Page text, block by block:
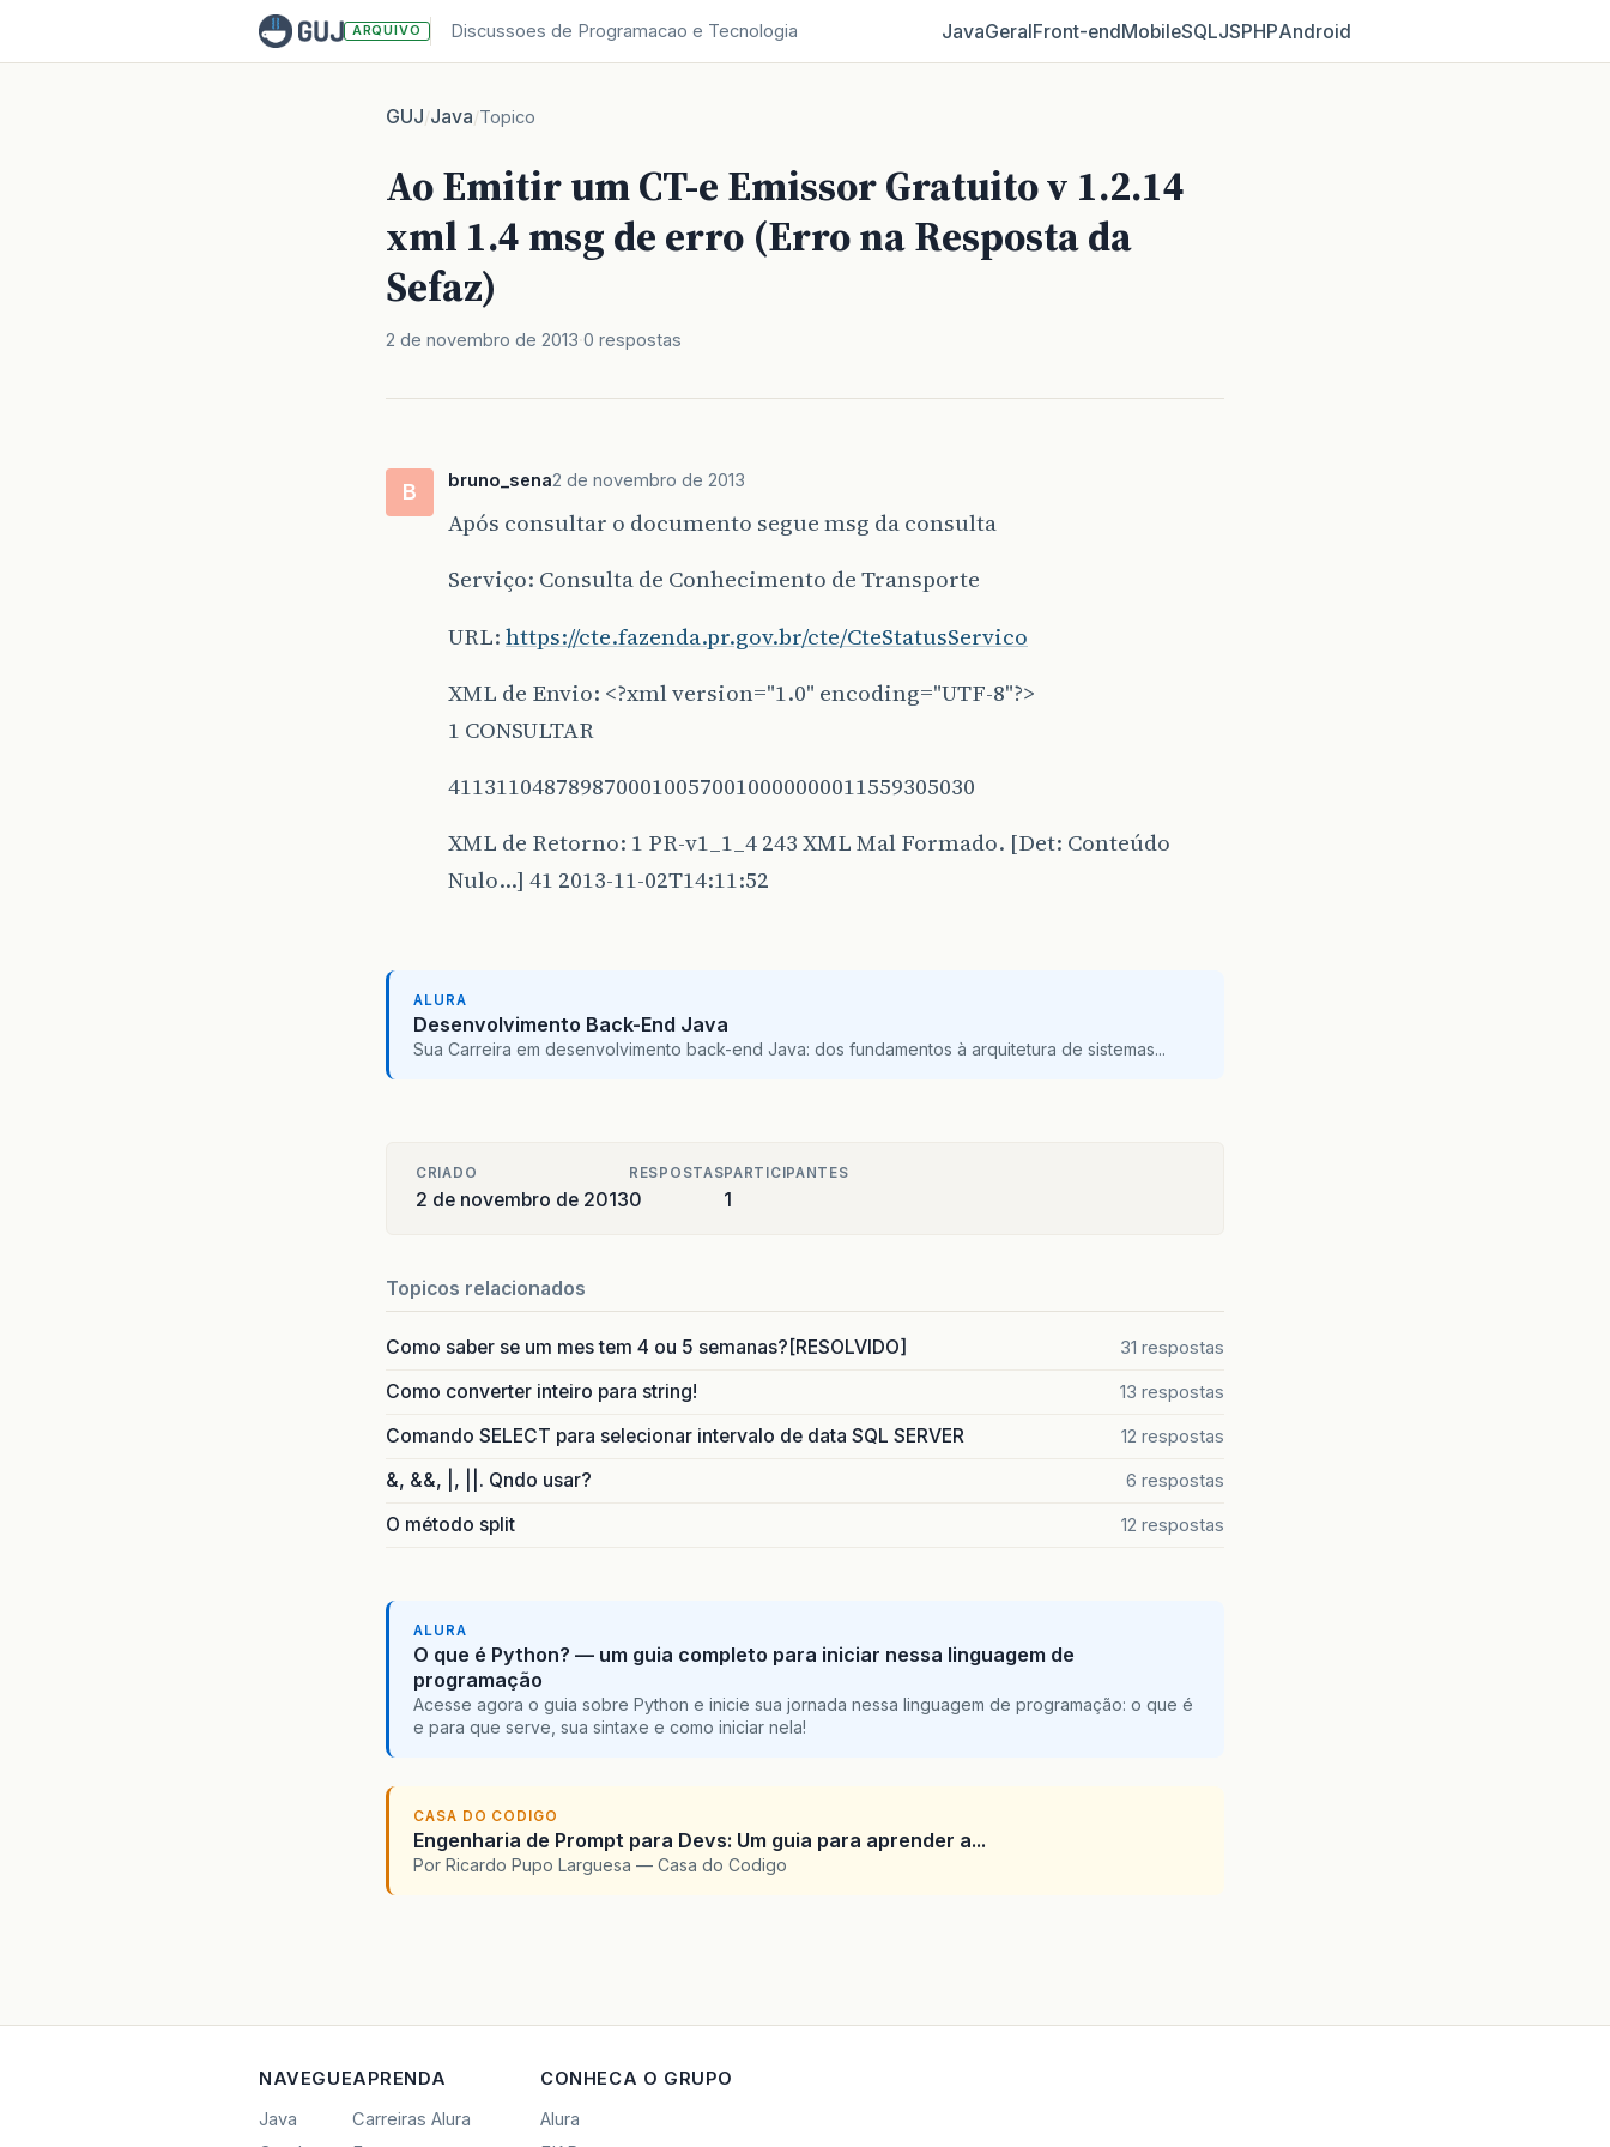
ARQUIVO Discussoes de Programacao e Tecnologia JavaGeralFront‑endMobileSQLJSPHPAndroid
GUJ/Java/Topico
Ao Emitir um CT-e Emissor Gratuito v 1.2.14
xml 1.4 msg de erro (Erro na Resposta da
Sefaz)
2 de novembro de 2013 0 respostas
B bruno_sena2 de novembro de 2013
Após consultar o documento segue msg da consulta
Serviço: Consulta de Conhecimento de Transporte
URL:https://cte.fazenda.pr.gov.br/cte/CteStatusServico
XML de Envio: <?xml version="1.0" encoding="UTF-8"?>
1 CONSULTAR
41131104878987000100570010000000011559305030
XML de Retorno: 1 PR-v1_1_4 243 XML Mal Formado. [Det: Conteúdo
Nulo…] 41 2013-11-02T14:11:52
ALURA
Desenvolvimento Back-End Java
Sua Carreira em desenvolvimento back-end Java: dos fundamentos à arquitetura de sistemas...
CRIADO
2 de novembro de 2013
RESPOSTAS
0
PARTICIPANTES
1
Topicos relacionados
Como saber se um mes tem 4 ou 5 semanas?[RESOLVIDO] 31 respostas
Como converter inteiro para string! 13 respostas
Comando SELECT para selecionar intervalo de data SQL SERVER 12 respostas
&, &&, |, ||. Qndo usar? 6 respostas
O método split 12 respostas
ALURA
O que é Python? — um guia completo para iniciar nessa linguagem de
programação
Acesse agora o guia sobre Python e inicie sua jornada nessa linguagem de programação: o que é
e para que serve, sua sintaxe e como iniciar nela!
CASA DO CODIGO
Engenharia de Prompt para Devs: Um guia para aprender a...
Por Ricardo Pupo Larguesa — Casa do Codigo
NAVEGUE
Java
APRENDA
Carreiras Alura
CONHECA O GRUPO
Alura